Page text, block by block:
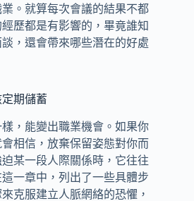
。就算每次會議的結果不都
歷都是有影響的，畢竟誰知
，還會帶來哪些潛在的好處
期儲蓄
，能變出職業機會。如果你
相信，放棄保留姿態對你而
某一段人際關係時，它往往
一章中，列出了一些具體步
克服建立人脈網絡的恐懼，